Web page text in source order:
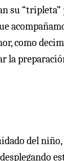
su
como
la
del